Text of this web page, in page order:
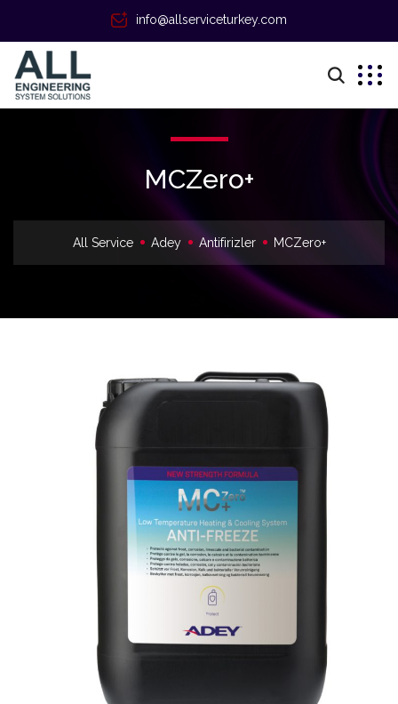
info@allserviceturkey.com
MCZero+
All Service Adey Antifirizler MCZero+